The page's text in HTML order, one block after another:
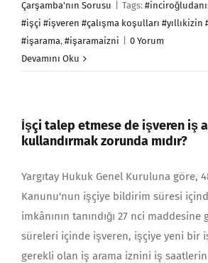
Çarşamba'nın Sorusu
Tags:
#işçi #işveren #çalışma koşulları #yıllıkizin
#işarama, #işaramaizni
0 Yorum
Devamını Oku
İşçi talep etmese de işveren iş
kullandırmak zorunda mıdır?
Yargıtay Hukuk Genel Kuruluna göre,
Kanunu'nun işçiye bildirim süresi
imkânının tanındığı 27 nci
süreleri içinde işveren, işçiye yeni bir
gerekli olan iş arama iznini iş